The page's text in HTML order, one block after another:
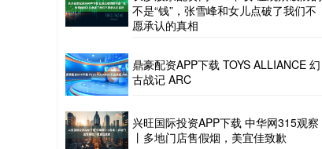
不是“钱”，张雪峰和女儿点破了我们不
愿承认的真相
鼎豪配资APP下载 TOYS ALLIANCE 幻
古战记 ARC
兴旺国际投资APP下载 中华网315观察
丨多地门店售假烟，美宜佳致歉